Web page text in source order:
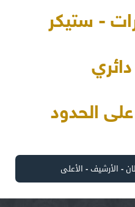
- ستيكر
الحدود
- الأرشيف- الأعلى